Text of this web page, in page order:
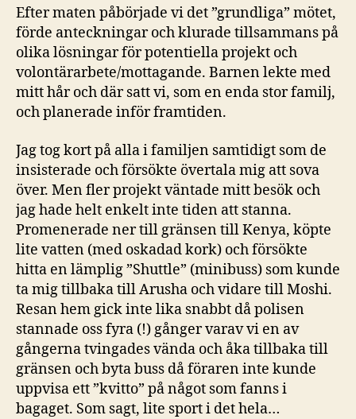
Efter maten påbörjade vi det ”grundliga” mötet,
förde anteckningar och klurade tillsammans på
olika lösningar för potentiella projekt och
volontärarbete/mottagande. Barnen lekte med
mitt hår och där satt vi, som en enda stor familj,
och planerade inför framtiden.
Jag tog kort på alla i familjen samtidigt som de
insisterade och försökte övertala mig att sova
över. Men fler projekt väntade mitt besök och
jag hade helt enkelt inte tiden att stanna.
Promenerade ner till gränsen till Kenya, köpte
lite vatten (med oskadad kork) och försökte
hitta en lämplig ”Shuttle” (minibuss) som kunde
ta mig tillbaka till Arusha och vidare till Moshi.
Resan hem gick inte lika snabbt då polisen
stannade oss fyra (!) gånger varav vi en av
gångerna tvingades vända och åka tillbaka till
gränsen och byta buss då föraren inte kunde
uppvisa ett ”kvitto” på något som fanns i
bagaget. Som sagt, lite sport i det hela…